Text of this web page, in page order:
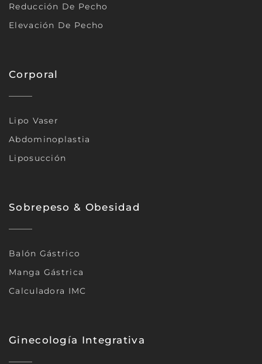
Reducción De Pecho
Elevación De Pecho
Corporal
Lipo Vaser
Abdominoplastia
Liposucción
Sobrepeso & Obesidad
Balón Gástrico
Manga Gástrica
Calculadora IMC
Ginecología Integrativa